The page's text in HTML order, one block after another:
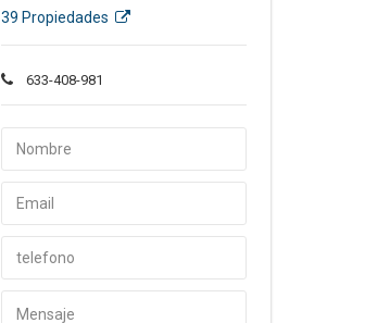
39 Propiedades
633-408-981